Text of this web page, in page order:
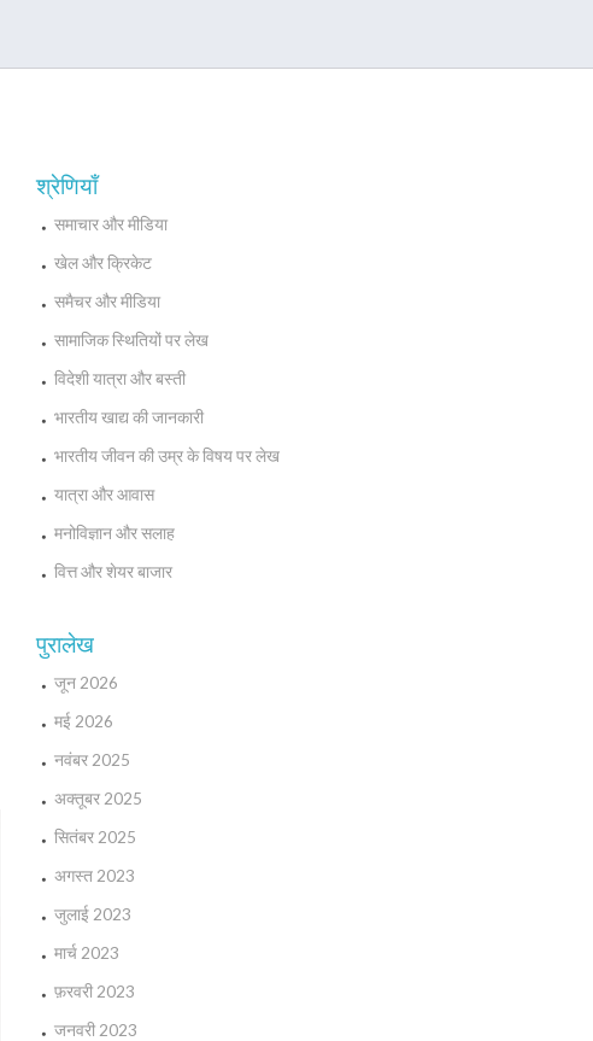
श्रेणियाँ
समाचार और मीडिया
खेल और क्रिकेट
समैचर और मीडिया
सामाजिक स्थितियों पर लेख
विदेशी यात्रा और बस्ती
भारतीय खाद्य की जानकारी
भारतीय जीवन की उम्र के विषय पर लेख
यात्रा और आवास
मनोविज्ञान और सलाह
वित्त और शेयर बाजार
पुरालेख
जून 2026
मई 2026
नवंबर 2025
अक्तूबर 2025
सितंबर 2025
अगस्त 2023
जुलाई 2023
मार्च 2023
फ़रवरी 2023
जनवरी 2023